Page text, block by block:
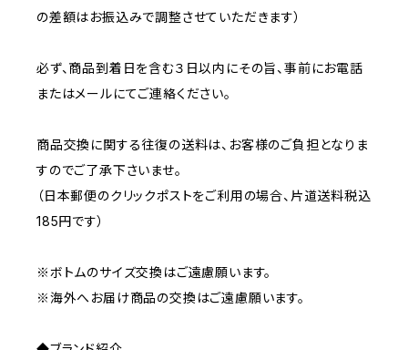
の差額はお振込みで調整させていただきます）
必ず、商品到着日を含む３日以内にその旨、事前にお電話
またはメールにてご連絡ください。
商品交換に関する往復の送料は、お客様のご負担となりま
すのでご了承下さいませ。
（日本郵便のクリックポストをご利用の場合、片道送料税込
185円です）
※ボトムのサイズ交換はご遠慮願います。
※海外へお届け商品の交換はご遠慮願います。